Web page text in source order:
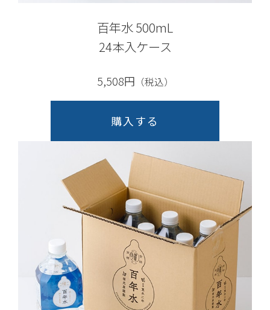
百年水 500mL
24本入ケース
5,508円 （税込）
購入する